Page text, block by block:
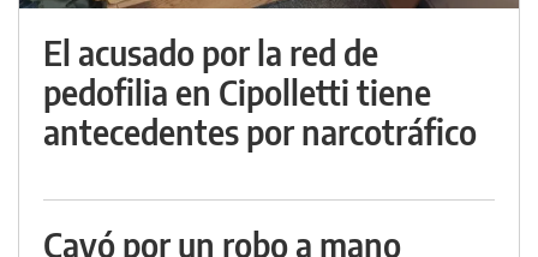
El acusado por la red de
pedofilia en Cipolletti tiene
antecedentes por narcotráfico
Cayó por un robo a mano